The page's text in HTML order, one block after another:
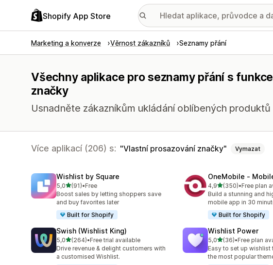
Shopify App Store
Marketing a konverze Věrnost zákazníků Seznamy přání
Všechny aplikace pro seznamy přání s
značky
Usnadněte zákazníkům ukládání oblíbených
Více aplikací (206) s: Vlastní prosazování značky Vymazat
Wishlist by Square
5,0z 5 hvězd
(91)
Celkový počet recenzí: 91
•Free
Boost sales by letting shoppers save
and buy favorites later
Built for Shopify
OneMobile ‑
4,9z 5 hvězd
(350)
Celkový počet
•Free plan
Build a stunning and
mobile app in 30
Built for Shopify
Swish (Wishlist King)
5,0z 5 hvězd
(264)
Celkový počet recenzí: 264
•Free trial available
Drive revenue & delight customers with
a customised Wishlist.
Wishlist Power
5,0z 5 hvězd
(36)
Celkový počet
•Free plan
Easy to set up wishlist
the most popular